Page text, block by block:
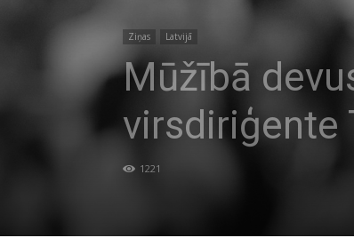
Ziņas Latvijā
Mūžībā
virsdiriģente
1221